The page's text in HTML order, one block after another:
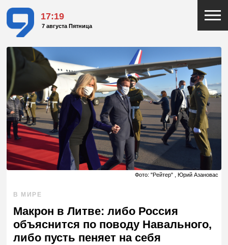
17:19
7 августа Пятница
Фото: "Рейтер" , Юрий Азановас
В МИРЕ
Макрон в Литве: либо Россия
объяснится по поводу Навального,
либо пусть пеняет на себя